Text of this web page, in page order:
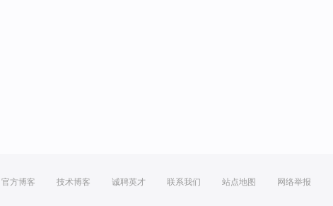
官方博客 技术博客 诚聘英才 联系我们 站点地图 网络举报